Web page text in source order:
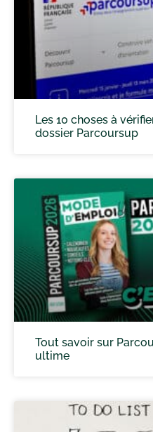
Les 10 choses à
dossier Parcoursup
Tout savoir sur
ultime